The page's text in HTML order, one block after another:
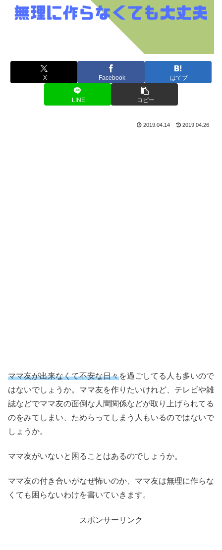
X Facebook はてブ
LINE コピー
2019.04.14 2019.04.26
ママ友が出来なくて不安な日々を過ごしてる人も多いので
はないでしょうか。ママ友を作りたいけれど、テレビや雑
誌などでママ友の面倒な人間関係などが取り上げられてる
のをみてしまい、ためらってしまう人もいるのではないで
しょうか。
ママ友がいないと困ることはあるのでしょうか。
ママ友の付き合いがなぜ怖いのか、ママ友は無理に作らな
くても困らないわけを書いていきます。
スポンサーリンク